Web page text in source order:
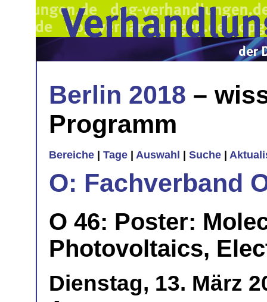
Berlin 2018 –
Programm
Bereiche Tage Auswahl Suche
O: Fachverband
O 46: Poster:
Photovoltaics,
Dienstag, 13. März